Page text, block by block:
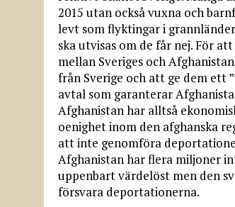
2015 utan också vuxna och
levt som flyktingar i
ska utvisas om de får nej. För
mellan Sveriges och
från Sverige och att ge dem ett
avtal som garanterar
Afghanistan har alltså
oenighet inom den afghanska
att inte genomföra
Afghanistan har flera miljoner
uppenbart värdelöst men den
försvara deportationerna.